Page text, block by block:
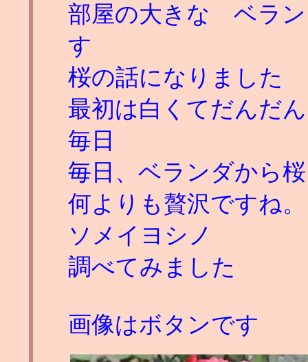
部屋の大きな ベラン
す
桜の話になりました
最初は白くてだんだ
毎日
毎日、ベランダから
何よりも贅沢ですね。
ソメイヨシノ
調べてみました
画像はボタンです